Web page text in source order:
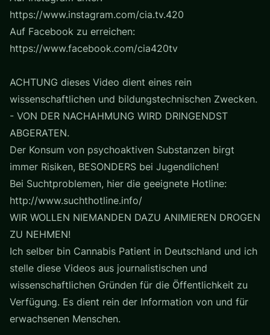
https://www.instagram.com/cia.tv.420
Auf Facebook zu erreichen:
https://www.facebook.com/cia420tv
ACHTUNG dieses Video dient eines rein
wissenschaftlichen und bildungstechnischen Zwecken.
- VON DER NACHAHMUNG WIRD DRINGENDST
ABGERATEN.
Der Konsum von psychoaktiven Substanzen birgt
immer Risiken, BESONDERS bei Jugendlichen!
Bei Suchtproblemen, hier die geeignete Hotline:
http://www.suchthotline.info/
WIR WOLLEN NIEMANDEN DAZU ANIMIEREN DROGEN
ZU NEHMEN!
Ich selber bin Cannabis Patient in Deutschland und ich
stelle diese Videos aus journalistischen und
wissenschaftlichen Gründen für die Öffentlichkeit zu
Verfügung. Es dient rein der Information von und für
erwachsenen Menschen.